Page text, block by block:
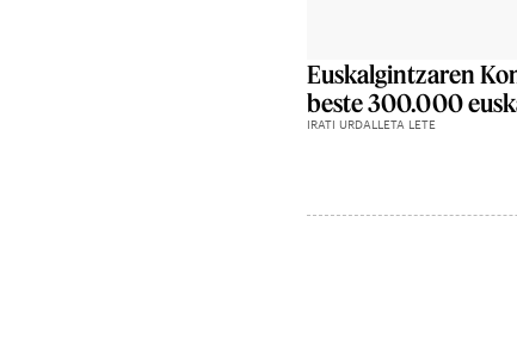
Euskalgintzaren
beste 300.000
IRATI URDALLETA LETE